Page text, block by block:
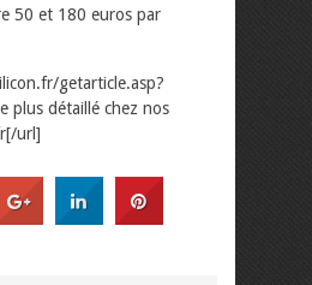
50 et 180 euros par
getarticle.asp?
plus détaillé chez nos
url]